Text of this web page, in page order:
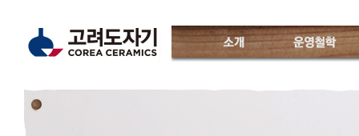
소개 운영철학